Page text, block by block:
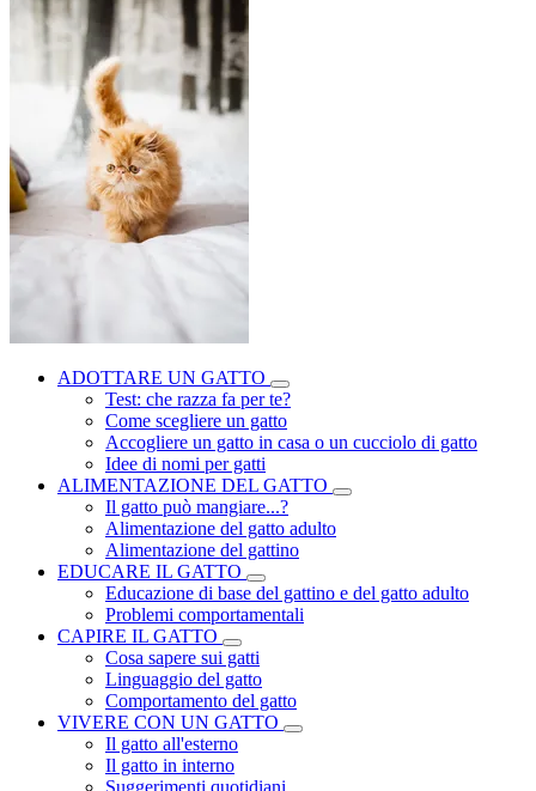
ADOTTARE UN GATTO
Test: che razza fa per te?
Come scegliere un gatto
Accogliere un gatto in casa o un cucciolo di gatto
Idee di nomi per gatti
ALIMENTAZIONE DEL GATTO
Il gatto può mangiare...?
Alimentazione del gatto adulto
Alimentazione del gattino
EDUCARE IL GATTO
Educazione di base del gattino e del gatto adulto
Problemi comportamentali
CAPIRE IL GATTO
Cosa sapere sui gatti
Linguaggio del gatto
Comportamento del gatto
VIVERE CON UN GATTO
Il gatto all'esterno
Il gatto in interno
Suggerimenti quotidiani